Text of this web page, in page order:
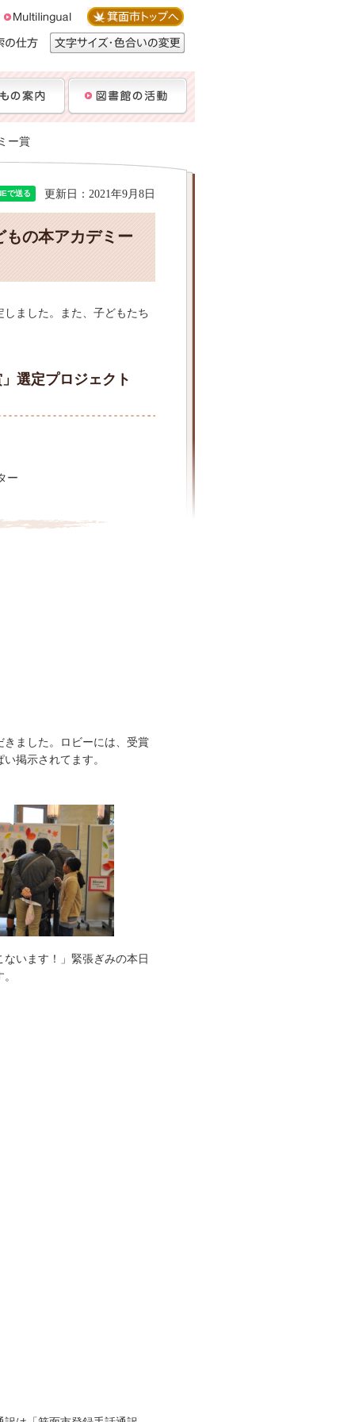
ー賞
更新日：2021年9月8日
もの本アカデミー
ました。また、子どもたち
選定プロジェクト
ー
ました。ロビーには、受賞
掲示されてます。
います！」緊張ぎみの本日